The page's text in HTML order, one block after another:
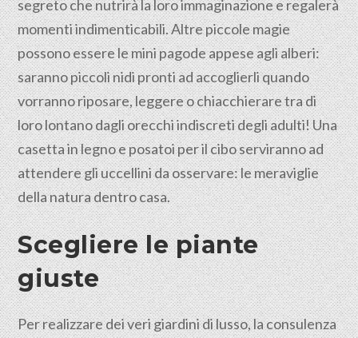
segreto che nutrirà la loro immaginazione e regalerà
momenti indimenticabili. Altre piccole magie
possono essere le mini pagode appese agli alberi:
saranno piccoli nidi pronti ad accoglierli quando
vorranno riposare, leggere o chiacchierare tra di
loro lontano dagli orecchi indiscreti degli adulti! Una
casetta in legno e posatoi per il cibo serviranno ad
attendere gli uccellini da osservare: le meraviglie
della natura dentro casa.
Scegliere le piante
giuste
Per realizzare dei veri giardini di lusso, la consulenza